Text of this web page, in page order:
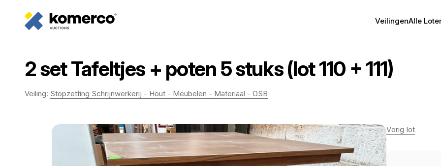
VeilingenAlle
2 set Tafeltjes + poten 5 stuks (lot 110 + 111)
Veiling: Stopzetting Schrijnwerkerij - Hout - Meubelen - Materiaal - OSB
Vorig lot